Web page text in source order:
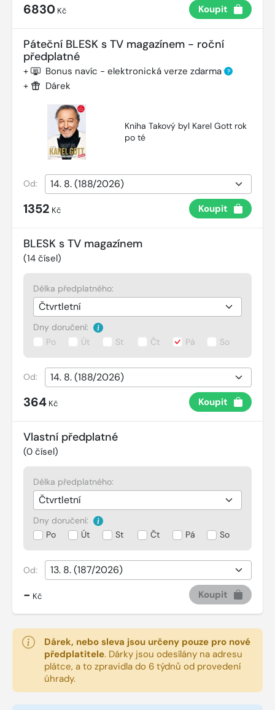
6830 Kč Koupit
Páteční BLESK s TV magazínem - roční
předplatné
+ Bonus navíc - elektronická verze zdarma ?
+ Dárek
Kniha Takový byl Karel Gott rok
po té
Od:
1352 Kč Koupit
BLESK s TV magazínem
(14 čísel)
Délka předplatného:
Dny doručení:
Po
Út St Čt Pá So
Od:
364 Kč Koupit
Vlastní předplatné
(0 čísel)
Délka předplatného:
Dny doručení:
Po
Út St Čt Pá So
Od:
- Kč Koupit
Dárek, nebo sleva jsou určeny pouze pro nové
předplatitele. Dárky jsou odesílány na adresu
plátce, a to zpravidla do 6 týdnů od provedení
úhrady.